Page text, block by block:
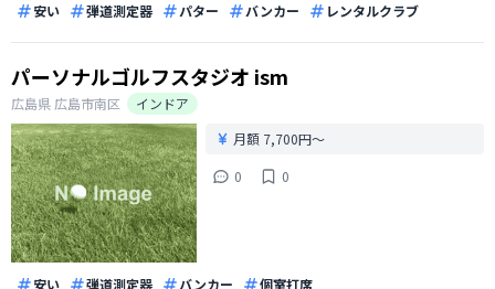
安い 弾道測定器 パター バンカー レンタルクラブ
パーソナルゴルフスタジオ ism
広島県 広島市南区
インドア
月額 7,700円〜
0
0
安い 弾道測定器 バンカー 個室打席